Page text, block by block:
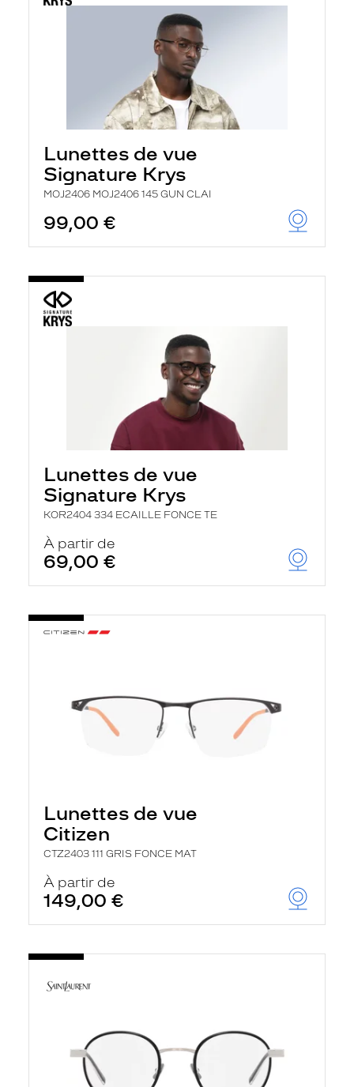
Lunettes de vue
Signature Krys
MOJ2406 MOJ2406 145 GUN CLAI
99,00 €
Lunettes de vue
Signature Krys
KOR2404 334 ECAILLE FONCE TE
À partir de
69,00 €
Lunettes de vue
Citizen
CTZ2403 111 GRIS FONCE MAT
À partir de
149,00 €